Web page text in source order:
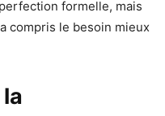
formelle, mais
compris le besoin mieux